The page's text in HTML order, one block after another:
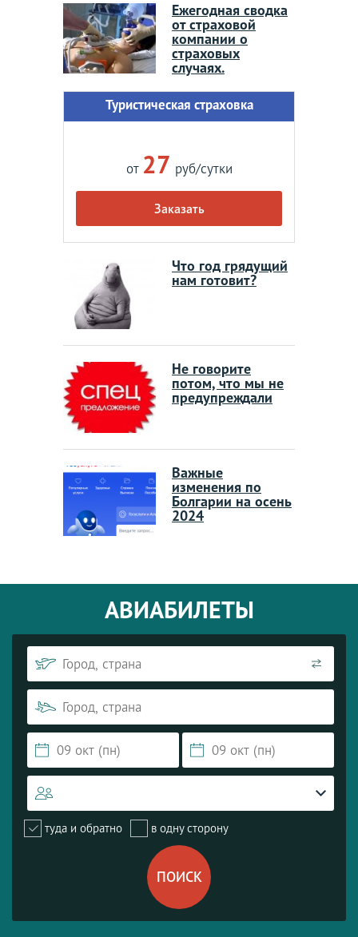
Ежегодная сводка
от страховой
компании о
страховых
случаях.
Туристическая страховка
от 27 руб/сутки
Заказать
Что год грядущий
нам готовит?
Не говорите
потом, что мы не
предупреждали
Важные
изменения по
Болгарии на осень
2024
АВИАБИЛЕТЫ
туда и обратно в одну сторону